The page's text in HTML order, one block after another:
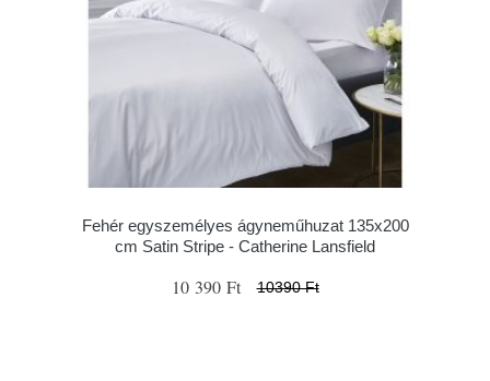
Fehér egyszemélyes ágyneműhuzat 135x200
cm Satin Stripe - Catherine Lansfield
10 390 Ft 10390 Ft